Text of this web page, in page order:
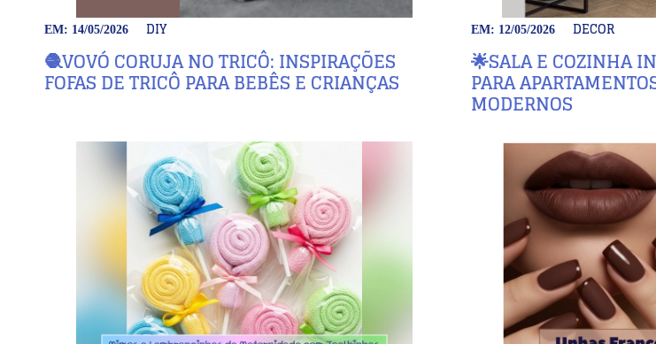
EM: 14/05/2026 DIY
🧶VOVÓ CORUJA NO TRICÔ: INSPIRAÇÕES
FOFAS DE TRICÔ PARA BEBÊS E CRIANÇAS
EM: 12/05/2026 DECOR
🌟SALA E COZINHA
PARA
MODERNOS